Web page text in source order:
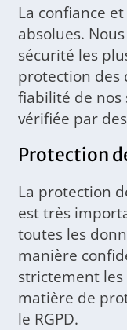
La confiance
absolues.
sécurité les
protection des
fiabilité de nos
vérifiée par
Protection
La protection
est très
toutes les
manière
strictement
matière de
le RGPD.